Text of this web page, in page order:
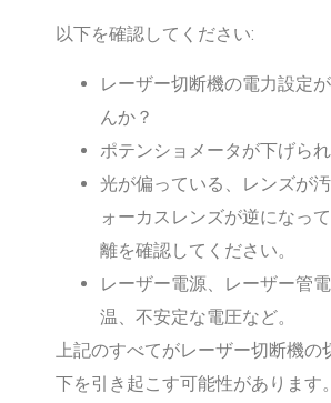
以下を確認してください:
レーザー切断機の電力設定
んか？
ポテンショメータが下げら
光が偏っている、レンズが
ォーカスレンズが逆になっ
離を確認してください。
レーザー電源、レーザー管
温、不安定な電圧など。
上記のすべてがレーザー切断機の
下を引き起こす可能性があります。